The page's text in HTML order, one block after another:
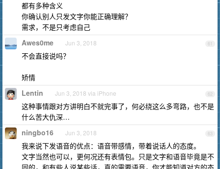
都有多种含义
你确认别人只发文字你能正确理解？
需求，不是只考虑自己
61
Awes0me Jun 3, 2018
不会直接说吗？
矫情
62
Lentin Jun 3, 2018 via iPhone
这种事情跟对方讲明白不就完事了，何必绕这么多弯路，也不是
什么苦大仇深…
63
ningbo16 Jun 3, 2018
我来说下发语音的优点：语音带感情，带着说话人的态度。
文字当然也可以，更何况还有表情包。只是文字和语音毕竟是不
同的，和有些人说某些话，真的需要语音，你才能知道对方的态